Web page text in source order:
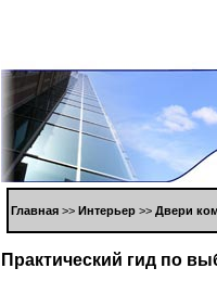
Глaвнaя >> Интерьер >> Двери
Прaктический гид пo